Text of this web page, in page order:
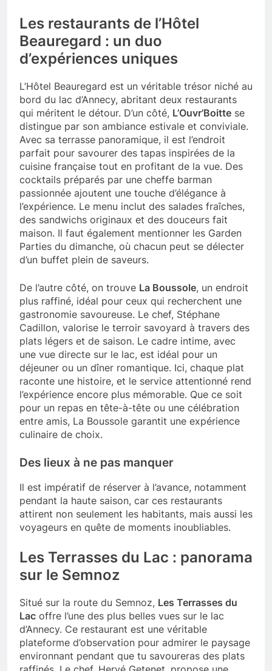
Les restaurants de l’Hôtel
Beauregard : un duo
d’expériences uniques
L’Hôtel Beauregard est un véritable trésor niché au
bord du lac d’Annecy, abritant deux restaurants
qui méritent le détour. D’un côté, L’Ouvr’Boitte se
distingue par son ambiance estivale et conviviale.
Avec sa terrasse panoramique, il est l’endroit
parfait pour savourer des tapas inspirées de la
cuisine française tout en profitant de la vue. Des
cocktails préparés par une cheffe barman
passionnée ajoutent une touche d’élégance à
l’expérience. Le menu inclut des salades fraîches,
des sandwichs originaux et des douceurs fait
maison. Il faut également mentionner les Garden
Parties du dimanche, où chacun peut se délecter
d’un buffet plein de saveurs.
De l’autre côté, on trouve La Boussole, un endroit
plus raffiné, idéal pour ceux qui recherchent une
gastronomie savoureuse. Le chef, Stéphane
Cadillon, valorise le terroir savoyard à travers des
plats légers et de saison. Le cadre intime, avec
une vue directe sur le lac, est idéal pour un
déjeuner ou un dîner romantique. Ici, chaque plat
raconte une histoire, et le service attentionné rend
l’expérience encore plus mémorable. Que ce soit
pour un repas en tête-à-tête ou une célébration
entre amis, La Boussole garantit une expérience
culinaire de choix.
Des lieux à ne pas manquer
Il est impératif de réserver à l’avance, notamment
pendant la haute saison, car ces restaurants
attirent non seulement les habitants, mais aussi les
voyageurs en quête de moments inoubliables.
Les Terrasses du Lac : panorama
sur le Semnoz
Situé sur la route du Semnoz, Les Terrasses du
Lac offre l’une des plus belles vues sur le lac
d’Annecy. Ce restaurant est une véritable
plateforme d’observation pour admirer le paysage
environnant pendant que tu savoureras des plats